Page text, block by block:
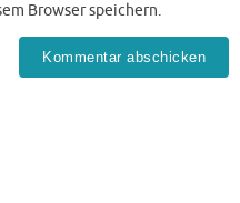
Browser speichern.